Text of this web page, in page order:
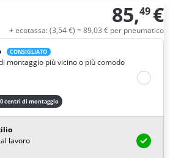
85,49 €
+ ecotassa: (3,54€) = 89,03 € per pneumatico
CONSIGLIATO
montaggio più vicino o più comodo
centri di montaggio
lavoro